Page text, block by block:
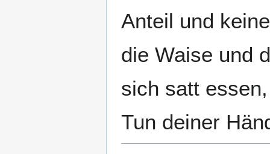
Anteil und
die Waise und
sich satt
Tun deiner